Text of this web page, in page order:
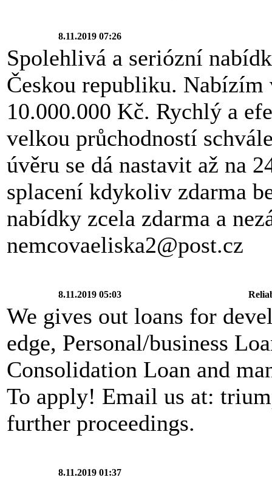
8.11.2019 07:26
Spolehlivá a seriózní
Českou republiku.
10.000.000 Kč. Rychlý a
velkou průchodností
úvěru se dá nastavit až na
splacení kdykoliv zdarma
nabídky zcela zdarma a
nemcovaeliska2@post.cz
8.11.2019 05:03
We gives out loans for
edge, Personal/business
Consolidation Loan and
To apply! Email us at:
further proceedings.
8.11.2019 01:37